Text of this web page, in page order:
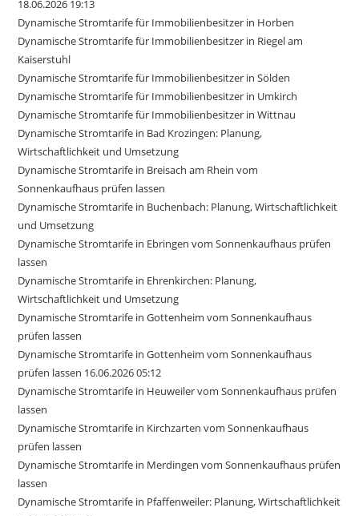
18.06.2026 19:13
Dynamische Stromtarife für Immobilienbesitzer in Horben
Dynamische Stromtarife für Immobilienbesitzer in Riegel am
Kaiserstuhl
Dynamische Stromtarife für Immobilienbesitzer in Sölden
Dynamische Stromtarife für Immobilienbesitzer in Umkirch
Dynamische Stromtarife für Immobilienbesitzer in Wittnau
Dynamische Stromtarife in Bad Krozingen: Planung,
Wirtschaftlichkeit und Umsetzung
Dynamische Stromtarife in Breisach am Rhein vom
Sonnenkaufhaus prüfen lassen
Dynamische Stromtarife in Buchenbach: Planung, Wirtschaftlichkeit
und Umsetzung
Dynamische Stromtarife in Ebringen vom Sonnenkaufhaus prüfen
lassen
Dynamische Stromtarife in Ehrenkirchen: Planung,
Wirtschaftlichkeit und Umsetzung
Dynamische Stromtarife in Gottenheim vom Sonnenkaufhaus
prüfen lassen
Dynamische Stromtarife in Gottenheim vom Sonnenkaufhaus
prüfen lassen 16.06.2026 05:12
Dynamische Stromtarife in Heuweiler vom Sonnenkaufhaus prüfen
lassen
Dynamische Stromtarife in Kirchzarten vom Sonnenkaufhaus
prüfen lassen
Dynamische Stromtarife in Merdingen vom Sonnenkaufhaus prüfen
lassen
Dynamische Stromtarife in Pfaffenweiler: Planung, Wirtschaftlichkeit